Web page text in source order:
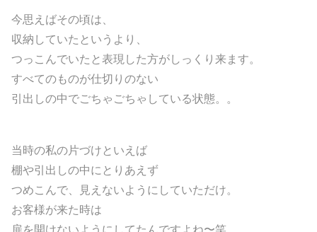
今思えばその頃は、
収納していたというより、
つっこんでいたと表現した方がしっくり来ます。
すべてのものが仕切りのない
引出しの中でごちゃごちゃしている状態。。
当時の私の片づけといえば
棚や引出しの中にとりあえず
つめこんで、見えないようにしていただけ。
お客様が来た時は
扉を開けないようにしてたんですよね〜笑